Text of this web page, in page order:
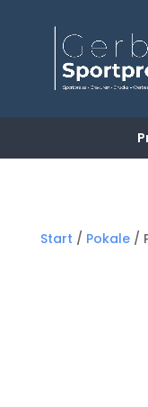
Start / Pokale/